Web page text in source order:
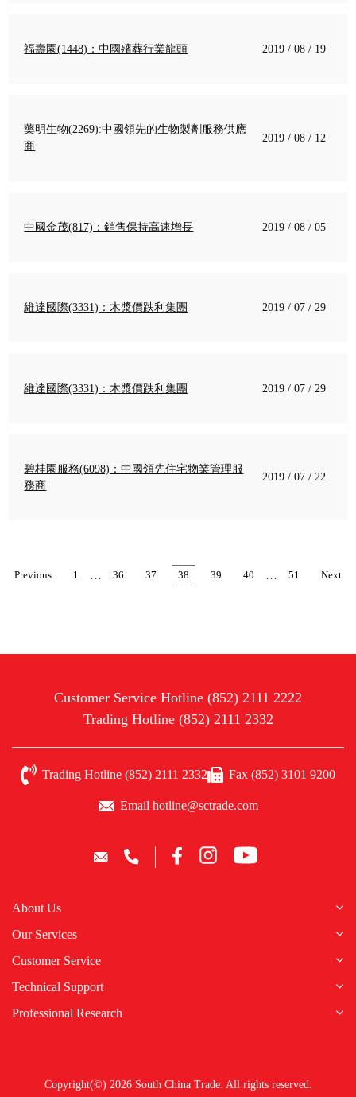
福壽園(1448)：中國殯葬行業龍頭 2019 / 08 / 19
藥明生物(2269):中國領先的生物製劑服務供應
商
2019 / 08 / 12
中國金茂(817)：銷售保持高速增長 2019 / 08 / 05
維達國際(3331)：木漿價跌利集團 2019 / 07 / 29
維達國際(3331)：木漿價跌利集團 2019 / 07 / 29
碧桂園服務(6098)：中國領先住宅物業管理服
務商
2019 / 07 / 22
Previous 1 … 36 37 38 39 40 … 51 Next
Customer Service Hotline (852) 2111 2222
Trading Hotline (852) 2111 2332
Trading Hotline (852) 2111 2332 Fax (852) 3101 9200
Email hotline@sctrade.com
About Us
Our Services
Customer Service
Technical Support
Professional Research
Copyright(©) 2026 South China Trade. All rights reserved.